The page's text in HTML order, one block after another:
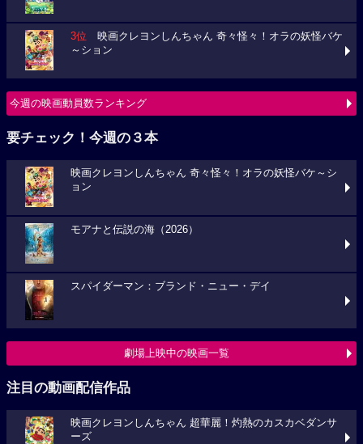
3位 映画クレヨンしんちゃん 奇々怪々！オラの妖怪バケ
～ション
今週の映画動員数ランキング
要チェック！今週の３本
映画クレヨンしんちゃん 奇々怪々！オラの妖怪バケ～シ
ョン
モアナと伝説の海（2026）
スパイダーマン：ブランド・ニュー・デイ
劇場上映中の映画一覧
注目の動画配信作品
映画クレヨンしんちゃん 超華麗！灼熱のカスカベダンサ
ーズ